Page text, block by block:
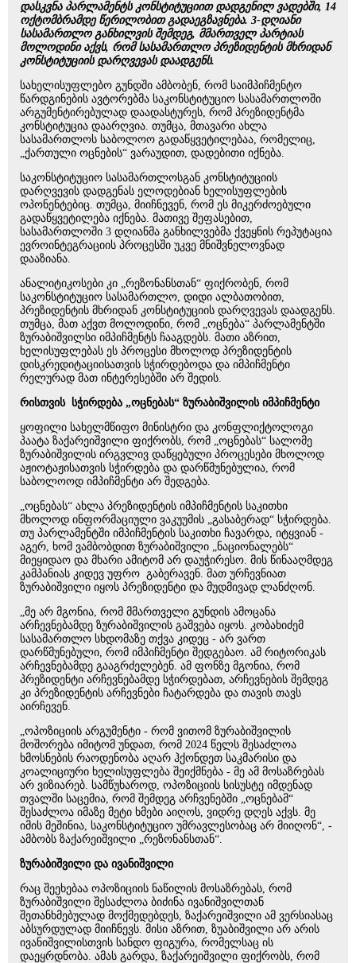
დასკვნა პარლამენტს კონსტიტუციით დადგენილ ვადებში, 14
ოქტომბრამდე წერილობით გადაეგზავნება. 3-დღიანი
სასამართლო განხილვის შემდეგ, მმართველ პარტიას
მოლოდინი აქვს, რომ სასამართლო პრეზიდენტის მხრიდან
კონსტიტუციის დარღვევას დაადგენს.
სახელისუფლებო გუნდში ამბობენ, რომ საიმპიჩმენტო
წარდგინების ავტორებმა საკონსტიტუციო სასამართლოში
არგუმენტირებულად დაადასტურეს, რომ პრეზიდენტმა
კონსტიტუცია დაარღვია. თუმცა, მთავარი ახლა
სასამართლოს საბოლოო გადაწყვეტილებაა, რომელიც,
„ქართული ოცნების“ ვარაუდით, დადებითი იქნება.
საკონსტიტუციო სასამართლოსგან კონსტიტუციის
დარღვევის დადგენას ელოდებიან ხელისუფლების
ოპონენტებიც. თუმცა, მიიჩნევენ, რომ ეს მიკერძოებული
გადაწყვეტილება იქნება. მათივე შეფასებით,
სასამართლოში 3 დღიანმა განხილვებმა ქვეყნის რეპუტაცია
ევროინტეგრაციის პროცესში უკვე მნიშვნელოვნად
დააზიანა.
ანალიტიკოსები კი „რეზონანსთან“ ფიქრობენ, რომ
საკონსტიტუციო სასამართლო, დიდი ალბათობით,
პრეზიდენტის მხრიდან კონსტიტუციის დარღვევას დაადგენს.
თუმცა, მათ აქვთ მოლოდინი, რომ „ოცნება“ პარლამენტში
ზურაბიშვილსი იმპიჩმენტს ჩააგდებს. მათი აზრით,
ხელისუფლებას ეს პროცესი მხოლოდ პრეზიდენტის
დისკრედიტაციისათვის სჭირდებოდა და იმპიჩმენტი
რელურად მათ ინტერესებში არ შედის.
რისთვის სჭირდება „ოცნებას“ ზურაბიშვილის იმპიჩმენტი
ყოფილი სახელმწიფო მინისტრი და კონფლიქტოლოგი
პაატა ზაქარეიშვილი ფიქრობს, რომ „ოცნებას“ სალომე
ზურაბიშვილის ირგვლივ დაწყებული პროცესები მხოლოდ
აჟიოტაჟისათვის სჭირდება და დარწმუნებულია, რომ
საბოლოოდ იმპიჩმენტი არ შედგება.
„ოცნებას“ ახლა პრეზიდენტის იმპიჩმენტის საკითხი
მხოლოდ ინფორმაციული ვაკუუმის „გასაბერად“ სჭირდება.
თუ პარლამენტში იმპიჩმენტის საკითხი ჩავარდა, იტყვიან -
აგერ, ხომ ვამბობდით ზურაბიშვილი „ნაციონალებს“
მიეყიდაო და მხარი ამიტომ არ დაუჭირესო. მის წინააღმდეგ
კამპანიას კიდევ უფრო გაბერავენ. მათ ურჩევნიათ
ზურაბიშვილი იყოს პრეზიდენტი და მუდმივად ლანძღონ.
„მე არ მგონია, რომ მმართველი გუნდის ამოცანა
არჩევნებამდე ზურაბიშვილის გაშვება იყოს. კობახიძემ
სასამართლო სხდომაზე თქვა კიდეც - არ ვართ
დარწმუნებული, რომ იმპიჩმენტი შედგებაო. ამ რიტორიკას
არჩევნებამდე გააგრძელებენ. ამ ფონზე მგონია, რომ
პრეზიდენტი არჩევნებამდე სჭირდებათ, არჩევნების შემდეგ
კი პრეზიდენტის არჩევნები ჩატარდება და თავის თავს
აირჩევენ.
„ოპოზიციის არგუმენტი - რომ ვითომ ზურაბიშვილის
მოშორება იმიტომ უნდათ, რომ 2024 წელს შესაძლოა
ხმოსნების რაოდენობა აღარ ჰქონდეთ საკმარისი და
კოალიციური ხელისუფლება შეიქმნება - მე ამ მოსაზრებას
არ ვიზიარებ. სამწუხაროდ, ოპოზიციის სისუსტე იმდენად
თვალში საცემია, რომ შემდეგ არჩვენებში „ოცნებამ“
შესაძლოა იმაზე მეტი ხმები აიღოს, ვიდრე დღეს აქვს. მე
იმის მეშინია, საკონსტიტუციო უმრავლესობაც არ მიიღონ“, -
ამბობს ზაქარეიშვილი „რეზონანსთან“.
ზურაბიშვილი და ივანიშვილი
რაც შეეხებაა ოპოზიციის ნაწილის მოსაზრებას, რომ
ზურაბიშვილი შესაძლოა ბიძინა ივანიშვილთან
შეთანხმებულად მოქმედებდეს, ზაქარეიშვილი ამ ვერსიასაც
აბსურდულად მიიჩნევს. მისი აზრით, ზუაბიშვილი არ არის
ივანიშვილისთვის სანდო ფიგურა, რომელსაც ის
დაეყრდნობა. ამას გარდა, ზაქარეიშვილი ფიქრობს, რომ